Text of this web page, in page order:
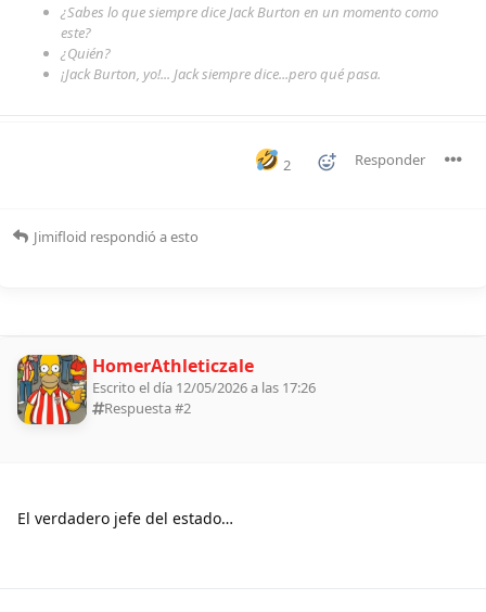
¿Sabes lo que siempre dice Jack Burton en un momento como
este?
¿Quién?
¡Jack Burton, yo!... Jack siempre dice...pero qué pasa.
2 Responder
Jimifloid respondió a esto
HomerAthleticzale
Escrito el día 12/05/2026 a las 17:26
Respuesta #2
El verdadero jefe del estado…